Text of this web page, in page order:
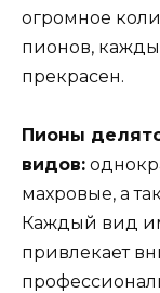
огромное
пионов,
прекрасен.
Пионы
видов:
махровые, а
Каждый вид
привлекает